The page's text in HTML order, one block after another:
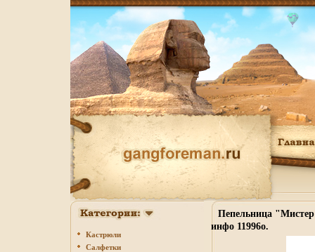
Кастрюли
Салфетки
Пепельница
инфо 11996o.